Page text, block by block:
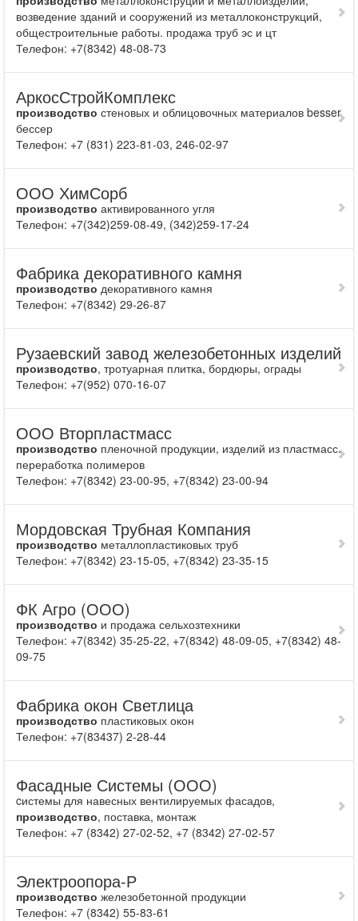
возведение зданий и сооружений из металлоконструкций,
общестроительные работы. продажа труб эс и цт
Телефон: +7(8342) 48-08-73
АркосСтройКомплекс
производство стеновых и облицовочных материалов besser
бессер
Телефон: +7 (831) 223-81-03, 246-02-97
ООО ХимСорб
производство активированного угля
Телефон: +7(342)259-08-49, (342)259-17-24
Фабрика декоративного камня
производство декоративного камня
Телефон: +7(8342) 29-26-87
Рузаевский завод железобетонных изделий
производство, тротуарная плитка, бордюры, ограды
Телефон: +7(952) 070-16-07
ООО Вторпластмасс
производство пленочной продукции, изделий из пластмасс.
переработка полимеров
Телефон: +7(8342) 23-00-95, +7(8342) 23-00-94
Мордовская Трубная Компания
производство металлопластиковых труб
Телефон: +7(8342) 23-15-05, +7(8342) 23-35-15
ФК Агро (ООО)
производство и продажа сельхозтехники
Телефон: +7(8342) 35-25-22, +7(8342) 48-09-05, +7(8342) 48-
09-75
Фабрика окон Светлица
производство пластиковых окон
Телефон: +7(83437) 2-28-44
Фасадные Системы (ООО)
cистемы для навесных вентилируемых фасадов,
производство, поставка, монтаж
Телефон: +7 (8342) 27-02-52, +7 (8342) 27-02-57
Электроопора-Р
производство железобетонной продукции
Телефон: +7 (8342) 55-83-61